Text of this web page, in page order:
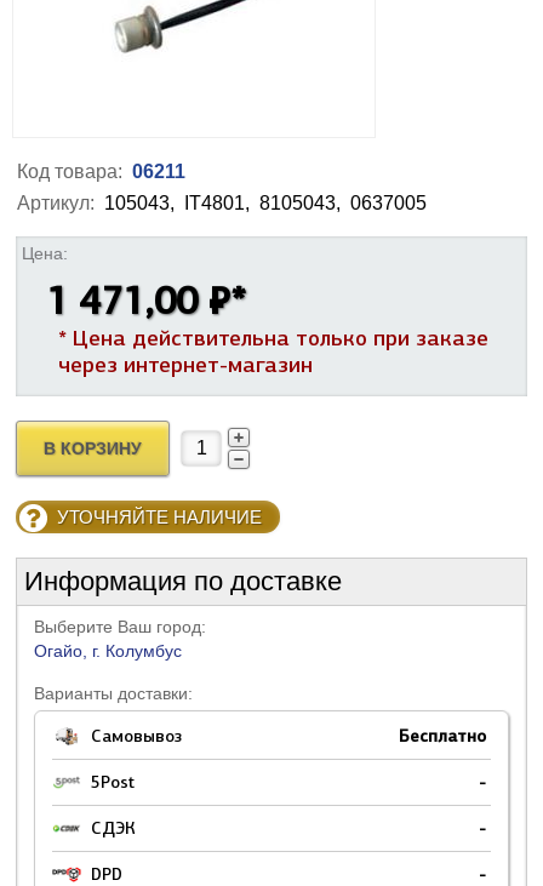
Код товара: 06211
Артикул: 105043, IT4801, 8105043, 0637005
Цена:
1 471,00 ₽*
* Цена действительна только при заказе
через интернет-магазин
В КОРЗИНУ
УТОЧНЯЙТЕ НАЛИЧИЕ
Информация по доставке
Выберите Ваш город:
Огайо, г. Колумбус
Варианты доставки:
Самовывоз Бесплатно
5Post -
СДЭК -
DPD -